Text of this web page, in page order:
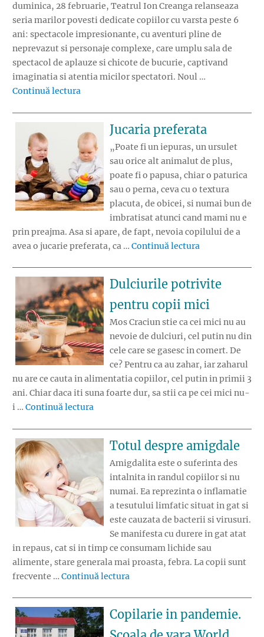
duminica, 28 februarie, Teatrul Ion Creanga relanseaza
seria marilor povesti dedicate copiilor cu varsta peste 6
ani: spectacole impresionante, cu aventuri pline de
neprevazut si personaje complexe, care umplu sala de
spectacol de aplauze si chicote de bucurie, captivand
imaginatia si atentia micilor spectatori. Noul …
Continuă lectura
Jucaria preferata
„Poate fi un iepuras, un ursulet
sau orice alt animalut de plus,
poate fi o papusa, chiar o paturica
sau o perna, ceva cu o textura
placuta, de obicei, si numai bun de
imbratisat atunci cand mami nu e
prin preajma. Asa si apare, de fapt, nevoia copilului de a
avea o jucarie preferata, ca … Continuă lectura
Dulciurile potrivite
pentru copii mici
Mos Craciun stie ca cei mici nu au
nevoie de dulciuri, cel putin nu din
cele care se gasesc in comert. De
ce? Pentru ca au zahar, iar zaharul
nu are ce cauta in alimentatia copiilor, cel putin in primii 3
ani. Chiar daca iti suna foarte dur, sa stii ca pe cei mici nu-
i … Continuă lectura
Totul despre amigdale
Amigdalita este o suferinta des
intalnita in randul copiilor si nu
numai. Ea reprezinta o inflamatie
a tesutului limfatic situat in gat si
este cauzata de bacterii si virusuri.
Se manifesta cu durere in gat atat
in repaus, cat si in timp ce consumam lichide sau
alimente, stare generala mai proasta, febra. La copii sunt
frecvente … Continuă lectura
Copilarie in pandemie.